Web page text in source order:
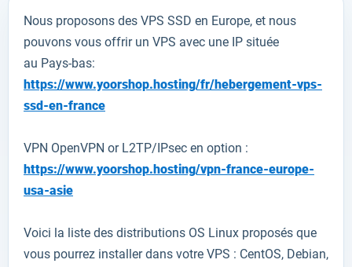
Nous proposons des VPS SSD en Europe, et nous
pouvons vous offrir un VPS avec une IP située
au Pays-bas:
https://www.yoorshop.hosting/fr/hebergement-vps-
ssd-en-france
VPN OpenVPN or L2TP/IPsec en option :
https://www.yoorshop.hosting/vpn-france-europe-
usa-asie
Voici la liste des distributions OS Linux proposés que
vous pourrez installer dans votre VPS : CentOS, Debian,